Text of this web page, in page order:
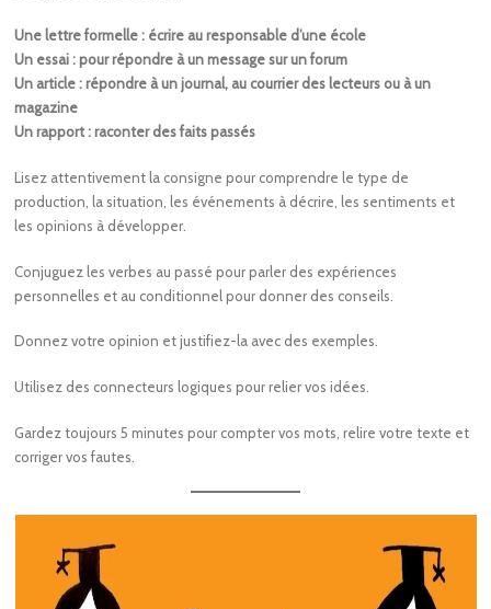
Une lettre formelle : écrire au responsable d’une école
Un essai : pour répondre à un message sur un forum
Un article : répondre à un journal, au courrier des lecteurs ou à un
magazine
Un rapport : raconter des faits passés
Lisez attentivement la consigne pour comprendre le type de
production, la situation, les événements à décrire, les sentiments et
les opinions à développer.
Conjuguez les verbes au passé pour parler des expériences
personnelles et au conditionnel pour donner des conseils.
Donnez votre opinion et justifiez-la avec des exemples.
Utilisez des connecteurs logiques pour relier vos idées.
Gardez toujours 5 minutes pour compter vos mots, relire votre texte et
corriger vos fautes.